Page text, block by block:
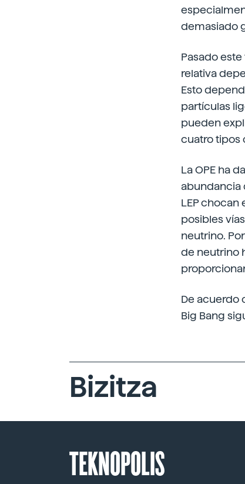
demasiado
Pasado
relativa
Esto
partículas
pueden
cuatro tipos
La OPE ha
abundancia
LEP chocan
posibles
neutrino.
de neutrino
De acuerdo
Big Bang
Bizitza
TEKNOPOLIS